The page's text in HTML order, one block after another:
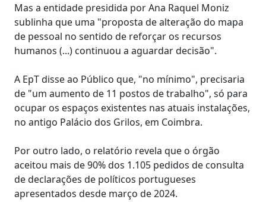
Mas a entidade presidida por Ana Raquel Moniz
sublinha que uma "proposta de alteração do mapa
de pessoal no sentido de reforçar os recursos
humanos (...) continuou a aguardar decisão".
A EpT disse ao Público que, "no mínimo", precisaria
de "um aumento de 11 postos de trabalho", só para
ocupar os espaços existentes nas atuais instalações,
no antigo Palácio dos Grilos, em Coimbra.
Por outro lado, o relatório revela que o órgão
aceitou mais de 90% dos 1.105 pedidos de consulta
de declarações de políticos portugueses
apresentados desde março de 2024.